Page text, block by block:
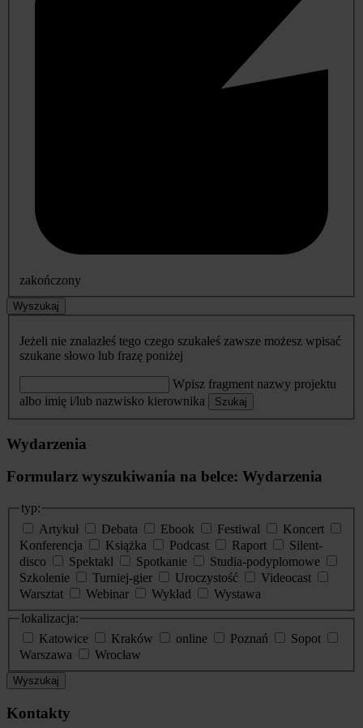
zakończony
Wyszukaj
Jeżeli nie znalazłeś tego czego szukałeś zawsze możesz wpisać
szukane słowo lub frazę poniżej
Wpisz fragment nazwy projektu
albo imię i/lub nazwisko kierownika
Szukaj
Wydarzenia
Formularz wyszukiwania na belce: Wydarzenia
typ:
Artykuł
Debata Ebook Festiwal
Koncert
Konferencja
Książka Podcast Raport
Silent-
disco
Spektakl Spotkanie
Studia-podyplomowe
Szkolenie
Turniej-gier Uroczystość
Videocast
Warsztat
Webinar Wykład
Wystawa
lokalizacja:
Katowice
Kraków online Poznań
Sopot
Warszawa
Wrocław
Wyszukaj
Kontakty